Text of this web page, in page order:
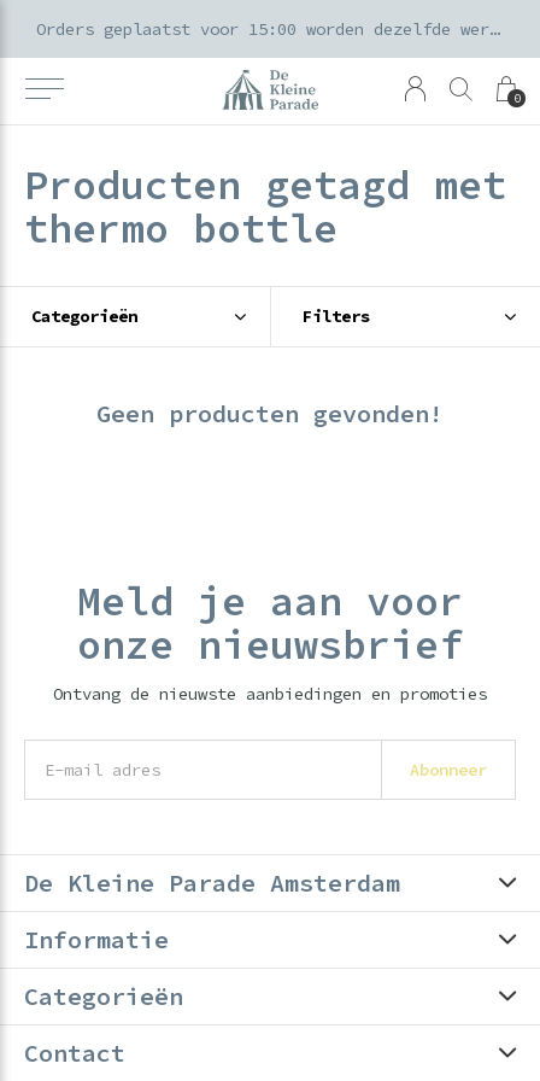
0
Orders geplaatst voor 15:00 worden dezelfde werkdag verzonden
Producten getagd met
thermo bottle
Categorieën Filters
Geen producten gevonden!
Meld je aan voor
onze nieuwsbrief
Ontvang de nieuwste aanbiedingen en promoties
Abonneer
De Kleine Parade Amsterdam
Informatie
Categorieën
Contact